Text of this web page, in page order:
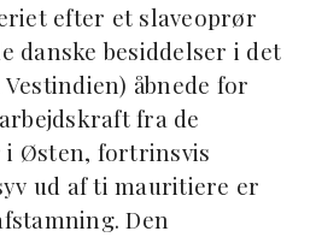
efter et slaveoprør
danske besiddelser i det
åbnede for
fra de
i Østen, fortrinsvis
ud af ti mauritiere er
Den